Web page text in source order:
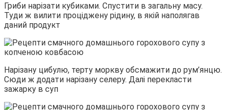
Гриби нарізати кубиками. Спустити в загальну масу.
Туди ж вилити проціджену рідину, в якій наполягав
даний продукт
Нарізану цибулю, терту моркву обсмажити до рум’янцю.
Сюди ж додати нарізану селеру. Далі перекласти
зажарку в суп